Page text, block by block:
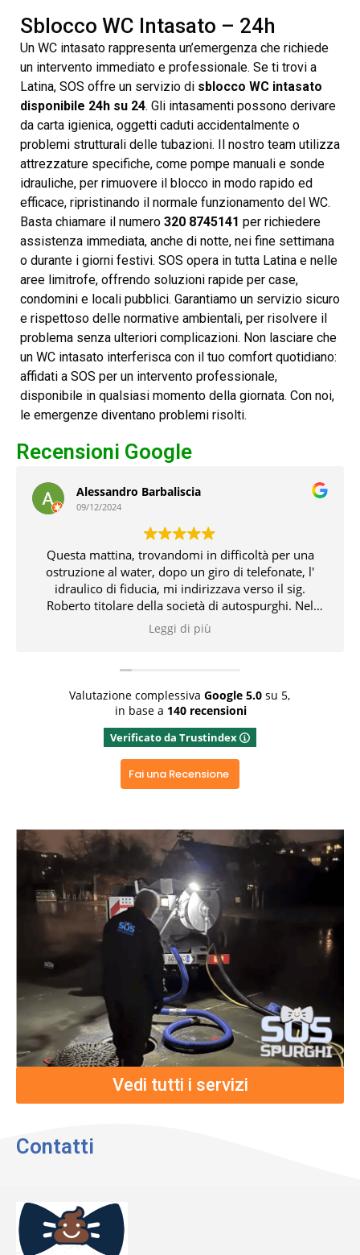
Sblocco WC Intasato – 24h
Un WC intasato rappresenta un’emergenza che richiede
un intervento immediato e professionale. Se ti trovi a
Latina, SOS offre un servizio di sblocco WC intasato
disponibile 24h su 24. Gli intasamenti possono derivare
da carta igienica, oggetti caduti accidentalmente o
problemi strutturali delle tubazioni. Il nostro team utilizza
attrezzature specifiche, come pompe manuali e sonde
idrauliche, per rimuovere il blocco in modo rapido ed
efficace, ripristinando il normale funzionamento del WC.
Basta chiamare il numero 320 8745141 per richiedere
assistenza immediata, anche di notte, nei fine settimana
o durante i giorni festivi. SOS opera in tutta Latina e nelle
aree limitrofe, offrendo soluzioni rapide per case,
condomini e locali pubblici. Garantiamo un servizio sicuro
e rispettoso delle normative ambientali, per risolvere il
problema senza ulteriori complicazioni. Non lasciare che
un WC intasato interferisca con il tuo comfort quotidiano:
affidati a SOS per un intervento professionale,
disponibile in qualsiasi momento della giornata. Con noi,
le emergenze diventano problemi risolti.
Recensioni Google
Alessandro Barbaliscia
09/12/2024
Questa mattina, trovandomi in difficoltà per una
ostruzione al water, dopo un giro di telefonate, l'
idraulico di fiducia, mi indirizzava verso il sig.
Roberto titolare della società di autospurghi. Nel
pomeriggio, il suddetto, unitamente all' idraulico,
risolvevano l' inconveniente che non pochi problemi
conoscenza delle problematiche e delle relative
soluzioni. Bravissimi entrambi 👏👏👏👍
Grazie x aver dedicato del tempo x una recensione
positiva, grazie ancora
Leggi di più
Valutazione complessiva Google 5.0su 5,
in base a 140 recensioni
Verificato da Trustindex
Fai una Recensione
Vedi tutti i servizi
Contatti